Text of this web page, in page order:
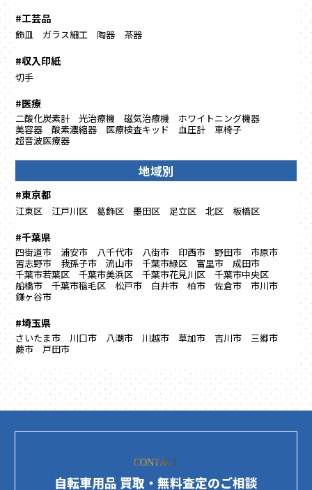
#工芸品
飾皿 ガラス細工 陶器 茶器
#収入印紙
切手
#医療
二酸化炭素計 光治療機 磁気治療機
ホワイトニング機器
美容器
酸素濃縮器 医療検査キッド 血圧計
車椅子
超音波医療器
地域別
#東京都
江東区 江戸川区 葛飾区 墨田区 足立区 北区 板橋区
#千葉県
四街道市 浦安市 八千代市 八街市 印西市 野田市
市原市
習志野市
我孫子市 流山市 千葉市緑区 富里市
成田市
千葉市若葉区
千葉市美浜区 千葉市花見川区
千葉市中央区
船橋市
千葉市稲毛区 松戸市 白井市 柏市 佐倉市
市川市
鎌ヶ谷市
#埼玉県
さいたま市 川口市 八潮市 川越市 草加市 吉川市
三郷市
蕨市
戸田市
CONTACT
自転車用品 買取・無料査定のご相談